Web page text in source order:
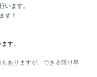
ます。
す！
す。
ありますが、できる限り早